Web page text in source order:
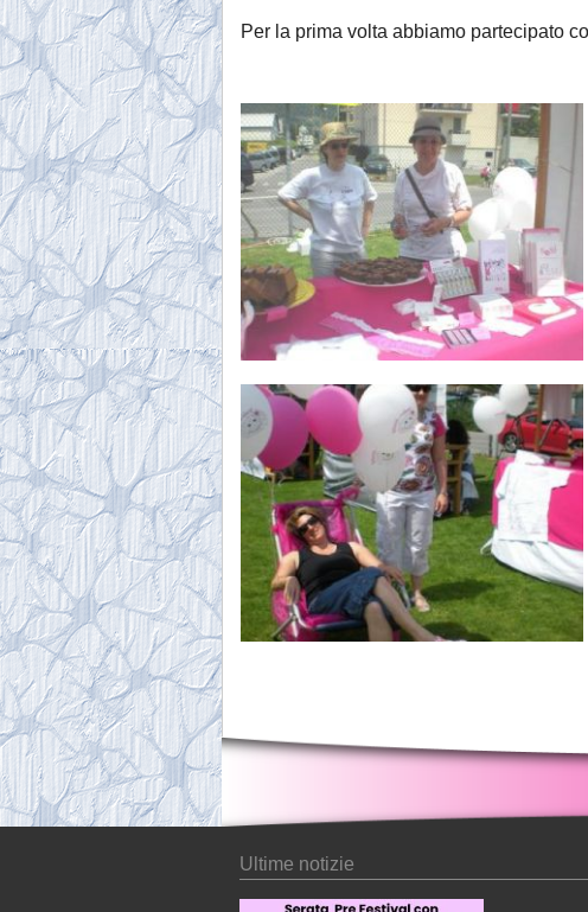
Per la prima volta abbiamo partecipato
Ultime notizie